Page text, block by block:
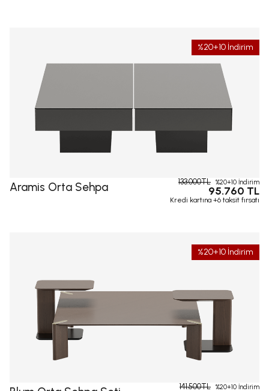
%20+10 İndirim
Aramis Orta Sehpa 133.000TL %20+10 İndirim
95.760 TL
Kredi kartına +6 taksit fırsatı
%20+10 İndirim
141.500TL %20+10 İndirim